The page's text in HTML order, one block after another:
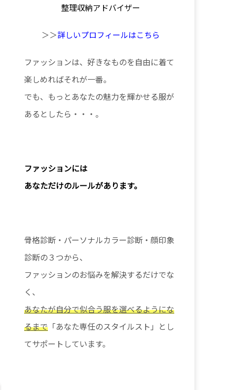
整理収納アドバイザー
＞＞詳しいプロフィールはこちら
ファッションは、好きなものを自由に着て
楽しめればそれが一番。
でも、もっとあなたの魅力を輝かせる服が
あるとしたら・・・。
ファッションには
あなただけのルールがあります。
骨格診断・パーソナルカラー診断・顔印象
診断の３つから、
ファッションのお悩みを解決するだけでな
く、
あなたが自分で似合う服を選べるようにな
るまで 「あなた専任のスタイルスト」とし
てサポートしています。